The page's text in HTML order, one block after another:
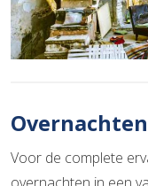
Voor de complete